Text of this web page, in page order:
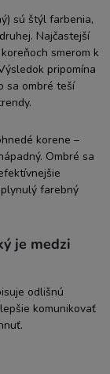
sú štýl farbenia,
Najčastejší
smerom k
pripomína
sa ombré teší
korene –
Ombré sa
farebný
je medzi
odlišnú
komunikovať